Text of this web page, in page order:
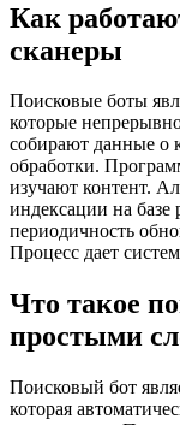
Как
сканеры
Поисковые боты
которые
собирают данные о
обработки.
изучают контент.
индексации на базе
периодичность
Процесс дает
Что такое
простыми
Поисковый бот
которая